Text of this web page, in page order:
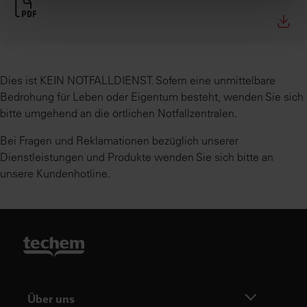
Dies ist KEIN NOTFALLDIENST. Sofern eine unmittelbare
Bedrohung für Leben oder Eigentum besteht, wenden Sie sich
bitte umgehend an die örtlichen Notfallzentralen.
Bei Fragen und Reklamationen bezüglich unserer
Dienstleistungen und Produkte wenden Sie sich bitte an
unsere Kundenhotline.
Über uns